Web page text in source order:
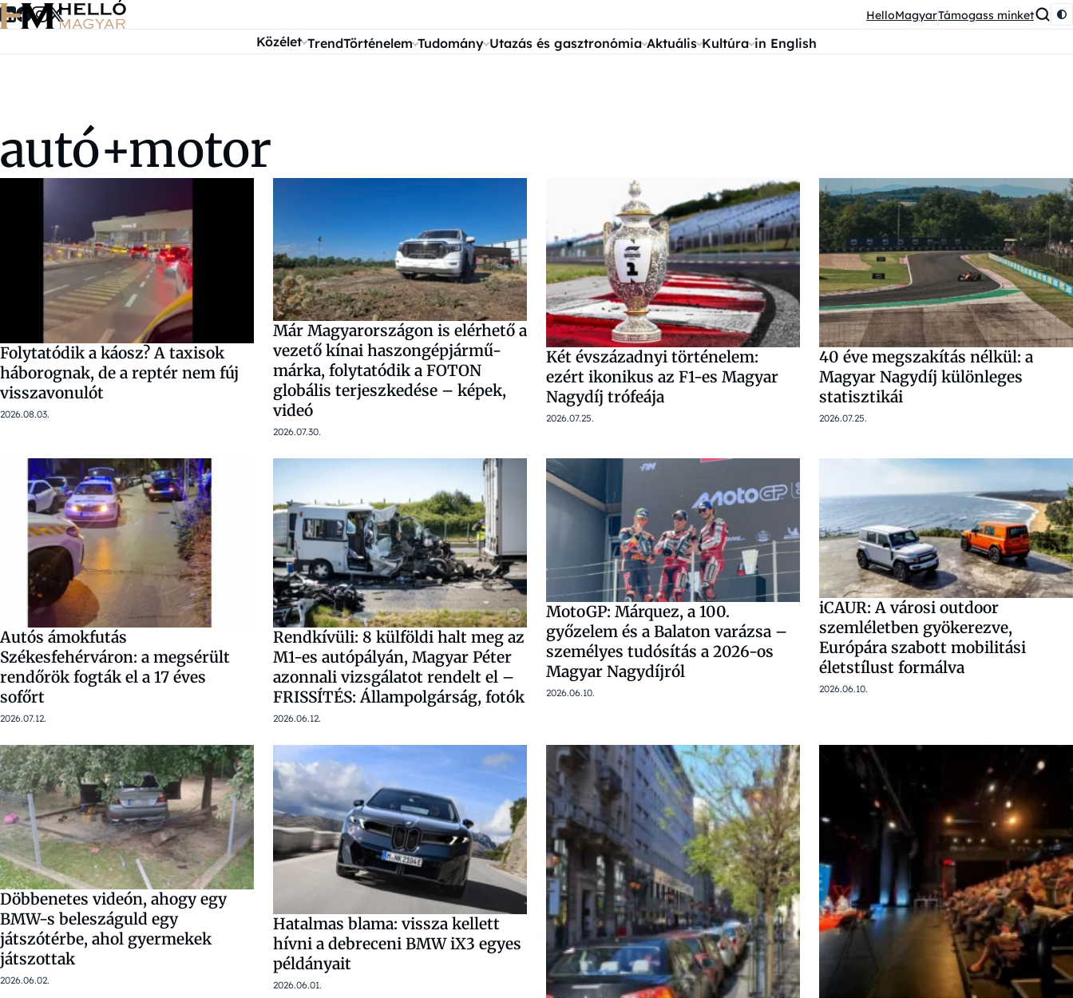
Ugrás a tartalomra HelloMagyarTámogass minket
Közélet TrendTörténelem Tudomány Utazás és gasztronómia Aktuális Kultúra in English
autó+motor
Folytatódik a káosz? A taxisok
háborognak, de a reptér nem fúj
visszavonulót
2026.08.03.
Már Magyarországon is elérhető a
vezető kínai haszongépjármű-
márka, folytatódik a FOTON
globális terjeszkedése – képek,
videó
2026.07.30.
Két évszázadnyi történelem:
ezért ikonikus az F1-es Magyar
Nagydíj trófeája
2026.07.25.
40 éve megszakítás nélkül: a
Magyar Nagydíj különleges
statisztikái
2026.07.25.
Autós ámokfutás
Székesfehérváron: a megsérült
rendőrök fogták el a 17 éves
sofőrt
2026.07.12.
Rendkívüli: 8 külföldi halt meg az
M1-es autópályán, Magyar Péter
azonnali vizsgálatot rendelt el –
FRISSÍTÉS: Állampolgárság, fotók
2026.06.12.
MotoGP: Márquez, a 100.
győzelem és a Balaton varázsa –
személyes tudósítás a 2026-os
Magyar Nagydíjról
2026.06.10.
iCAUR: A városi outdoor
szemléletben gyökerezve,
Európára szabott mobilitási
életstílust formálva
2026.06.10.
Döbbenetes videón, ahogy egy
BMW-s beleszáguld egy
játszótérbe, ahol gyermekek
játszottak
2026.06.02.
Hatalmas blama: vissza kellett
hívni a debreceni BMW iX3 egyes
példányait
2026.06.01.